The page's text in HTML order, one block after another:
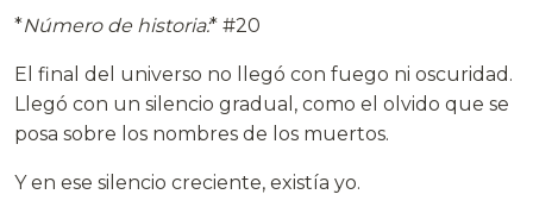
*Número de historia:* #20
El final del universo no llegó con fuego ni oscuridad.
Llegó con un silencio gradual, como el olvido que se
posa sobre los nombres de los muertos.
Y en ese silencio creciente, existía yo.